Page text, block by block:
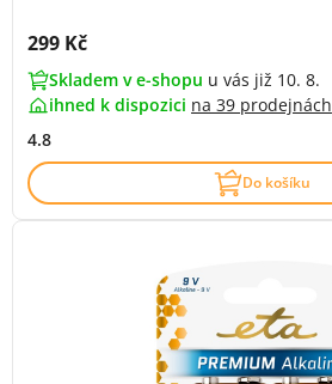
Cena s DPH:
299 Kč
Skladem v e-shopu u vás již 10. 8.
ihned k dispozici na 39 prodejnách
4.8
Do košíku